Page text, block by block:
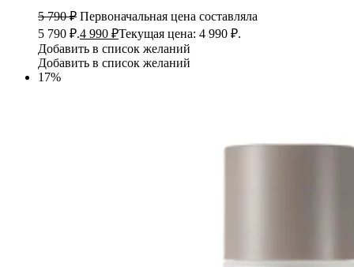
5 790₽ Первоначальная цена составляла
5 790 ₽.4 990 ₽Текущая цена: 4 990 ₽.
Добавить в список желаний
Добавить в список желаний
17%